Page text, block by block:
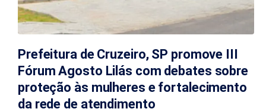
Prefeitura de Cruzeiro, SP promove III
Fórum Agosto Lilás com debates sobre
proteção às mulheres e fortalecimento
da rede de atendimento